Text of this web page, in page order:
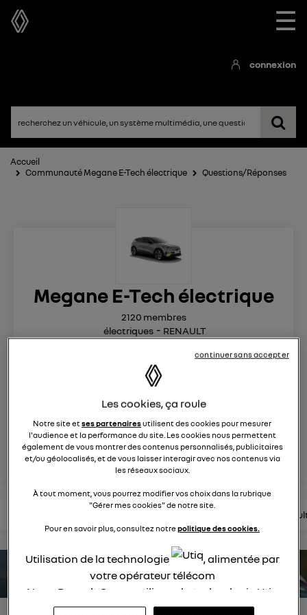
☰
connexion
Accueil
Communauté Megane E-Tech électrique
Questions/Réponses
Megane E-Tech électrique
électriques RENAULT
2120 membres
nouvelle ère 100% électrique
posez une question
rejoignez
estimez votre autonomie
Les cookies, ça roule
Notre site etses partenairesutilisent des cookies pour mesurer
l'audience et la performance du site. Les cookies nous permettent
également de vous montrer des contenus personnalisés, publicitaires
et/ou géolocalisés, et de vous laisser interagir avec nos contenus via
les réseaux sociaux.
À tout moment, vous pourrez modifier vos choix dans la rubrique
"Gérer mes cookies" de notre site.
Pour en savoir plus, consultez notrepolitique des cookies.
Utilisation de la technologie
, alimentée par
votre opérateur télécom
Nous, Renault Group, utilisons la technologie Utiq
pour nos activités digitales (telles que décrites
continuer sans accepter